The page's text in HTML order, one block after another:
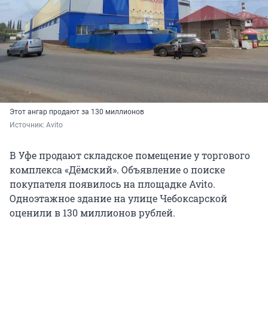
Этот ангар продают за 130 миллионов
Источник: Avito
В Уфе продают складское помещение у торгового
комплекса «Дёмский». Объявление о поиске
покупателя появилось на площадке Avito.
Одноэтажное здание на улице Чебоксарской
оценили в 130 миллионов рублей.